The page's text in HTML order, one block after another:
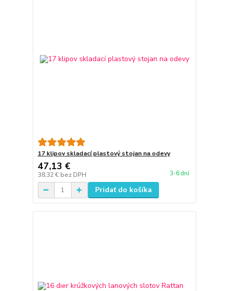
17 klipov skladací plastový stojan na odevy
47,13 €
38,32 € bez DPH 3-6 dní
Pridať do košíka